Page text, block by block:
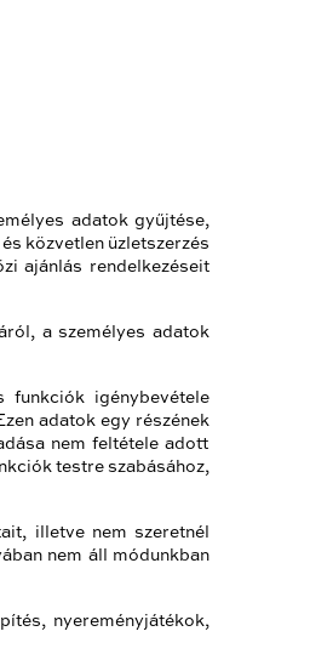
adatok gyűjtése,
közvetlen üzletszerzés
ajánlás rendelkezéseit
a személyes adatok
funkciók igénybevétele
adatok egy részének
nem feltétele adott
testre szabásához,
illetve nem szeretnél
nem áll módunkban
nyereményjátékok,